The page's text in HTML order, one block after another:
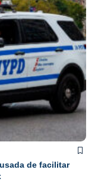
de facilitar